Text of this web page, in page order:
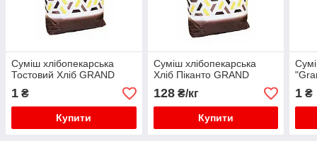
Суміш хлібопекарська
Тостовий Хліб GRAND
1 ₴
Купити
Суміш хлібопекарська
Хліб Піканто GRAND
128₴/кг
Купити
1 ₴